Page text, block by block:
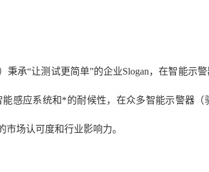
秉承“让测试更简单”的企业Slogan，在智能示
感应系统和*的耐候性，在众多智能示警器
市场认可度和行业影响力。